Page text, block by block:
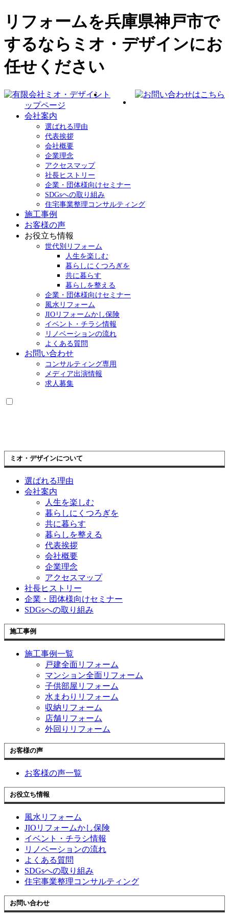
リフォームを兵庫県神戸市で
するならミオ・デザインにお
任せください
ト
ップページ
会社案内
選ばれる理由
代表挨拶
会社概要
企業理念
アクセスマップ
社長ヒストリー
企業・団体様向けセミナー
SDGsへの取り組み
住宅事業整理コンサルティング
施工事例
お客様の声
お役立ち情報
世代別リフォーム
人生を楽しむ
暮らしにくつろぎを
共に暮らす
暮らしを整える
企業・団体様向けセミナー
風水リフォーム
JIOリフォームかし保険
イベント・チラシ情報
リノベーションの流れ
よくある質問
お問い合わせ
コンサルティング専用
メディア出演情報
求人募集
ミオ・デザインについて
選ばれる理由
会社案内
人生を楽しむ
暮らしにくつろぎを
共に暮らす
暮らしを整える
代表挨拶
会社概要
企業理念
アクセスマップ
社長ヒストリー
企業・団体様向けセミナー
SDGsへの取り組み
施工事例
施工事例一覧
戸建全面リフォーム
マンション全面リフォーム
子供部屋リフォーム
水まわりリフォーム
収納リフォーム
店舗リフォーム
外回りリフォーム
お客様の声
お客様の声一覧
お役立ち情報
風水リフォーム
JIOリフォームかし保険
イベント・チラシ情報
リノベーションの流れ
よくある質問
SDGsへの取り組み
住宅事業整理コンサルティング
お問い合わせ